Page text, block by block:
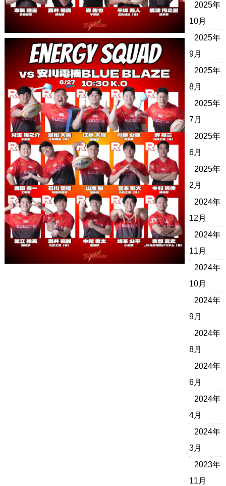
2025年
10月
2025年
9月
2025年
8月
2025年
7月
2025年
6月
2025年
2月
2024年
12月
2024年
11月
2024年
10月
2024年
9月
2024年
8月
2024年
6月
2024年
4月
2024年
3月
2023年
11月